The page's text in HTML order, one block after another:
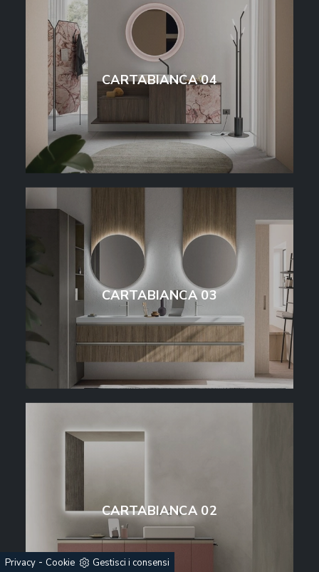
Privacy - Cookie Gestisci i consensi
CARTABIANCA 04
CARTABIANCA 03
CARTABIANCA 02